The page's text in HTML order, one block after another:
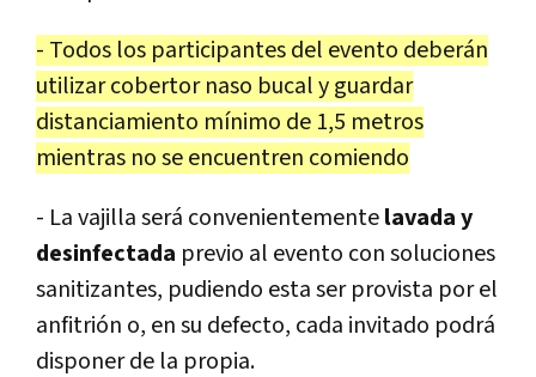
- Todos los participantes del evento deberán
utilizar cobertor naso bucal y guardar
distanciamiento mínimo de 1,5 metros
mientras no se encuentren comiendo
- La vajilla será convenientementelavada y
desinfectada previo al evento con soluciones
sanitizantes, pudiendo esta ser provista por el
anfitrión o, en su defecto, cada invitado podrá
disponer de la propia.